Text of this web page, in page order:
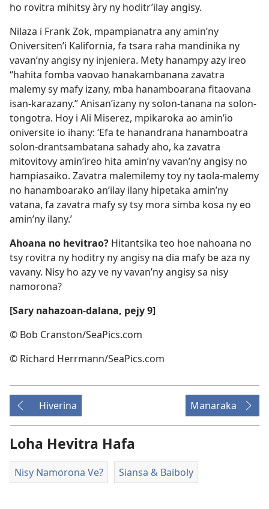
ho rovitra mihitsy àry ny hoditr’ilay angisy.
Nilaza i Frank Zok, mpampianatra any amin’ny
Oniversiten’i Kalifornia, fa tsara raha mandinika ny
vavan’ny angisy ny injeniera. Mety hanampy azy ireo
“hahita fomba vaovao hanakambanana zavatra
malemy sy mafy izany, mba hanamboarana fitaovana
isan-karazany.” Anisan’izany ny solon-tanana na solon-
tongotra. Hoy i Ali Miserez, mpikaroka ao amin’io
oniversite io ihany: ‘Efa te hanandrana hanamboatra
solon-drantsambatana sahady aho, ka zavatra
mitovitovy amin’ireo hita amin’ny vavan’ny angisy no
hampiasaiko. Zavatra malemilemy toy ny taola-malemy
no hanamboarako an’ilay ilany hipetaka amin’ny
vatana, fa zavatra mafy sy tsy mora simba kosa ny eo
amin’ny ilany.’
Ahoana no hevitrao? Hitantsika teo hoe nahoana no
tsy rovitra ny hoditry ny angisy na dia mafy be aza ny
vavany. Nisy ho azy ve ny vavan’ny angisy sa nisy
namorona?
[Sary nahazoan-dalana, pejy 9]
© Bob Cranston/SeaPics.com
© Richard Herrmann/SeaPics.com
Hiverina Manaraka
Loha Hevitra Hafa
Nisy Namorona Ve? Siansa & Baiboly